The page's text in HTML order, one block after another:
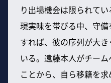
り出場機会は限られて
現実味を帯びる中、守
すれば、彼の序列が大
いる。遠藤本人がチー
ことから、自ら移籍を求